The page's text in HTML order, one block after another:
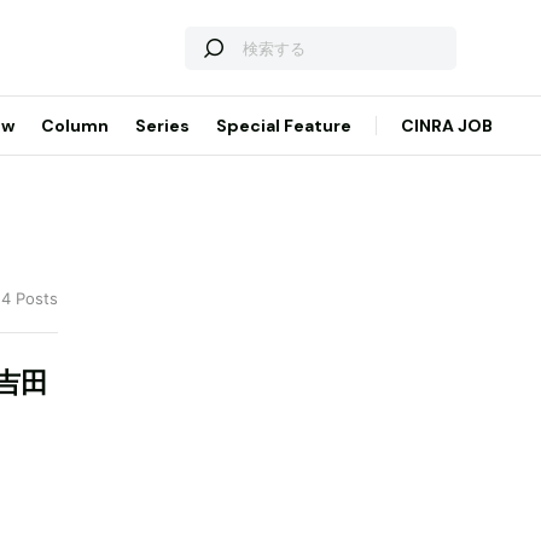
Column Series Special Feature CINRA JOB
Posts
田